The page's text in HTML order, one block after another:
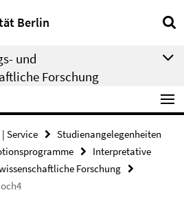
Berlin
und
Forschung
Service
Studienangelegenheiten
Interpretative
Forschung